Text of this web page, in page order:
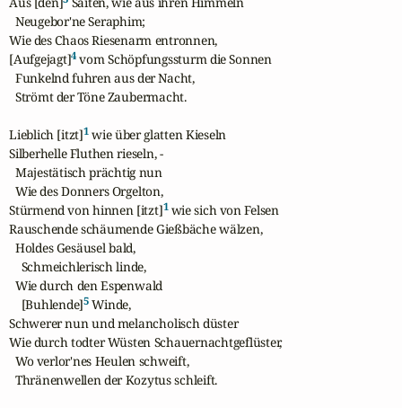
  Neugebor'ne Seraphim;
Wie des Chaos Riesenarm entronnen,
[Aufgejagt]4 vom Schöpfungssturm die Sonnen
  Funkelnd fuhren aus der Nacht,
  Strömt der Töne Zaubermacht.
Lieblich [itzt]1 wie über glatten Kieseln
Silberhelle Fluthen rieseln, -
  Majestätisch prächtig nun
  Wie des Donners Orgelton,
Stürmend von hinnen [itzt]1 wie sich von Felsen
Rauschende schäumende Gießbäche wälzen,
  Holdes Gesäusel bald,
    Schmeichlerisch linde,
  Wie durch den Espenwald
    [Buhlende]
5 Winde,
Schwerer nun und melancholisch düster
Wie durch todter Wüsten Schauernachtgeflüster,
  Wo verlor'nes Heulen schweift,
  Thränenwellen der Kozytus schleift.